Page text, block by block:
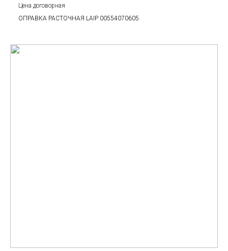
Цена договорная
ОПРАВКА РАСТОЧНАЯ LAIP 00554070605